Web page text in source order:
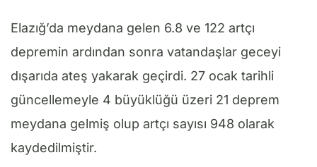
Elazığ’da meydana gelen 6.8 ve 122 artçı
depremin ardından sonra vatandaşlar geceyi
dışarıda ateş yakarak geçirdi. 27 ocak tarihli
güncellemeyle 4 büyüklüğü üzeri 21 deprem
meydana gelmiş olup artçı sayısı 948 olarak
kaydedilmiştir.